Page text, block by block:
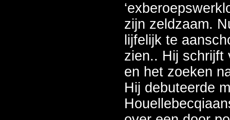
zijn zeldzaam.
lijfelijk te
zien.. Hij schrijft
en het zoeken
Hij debuteerde